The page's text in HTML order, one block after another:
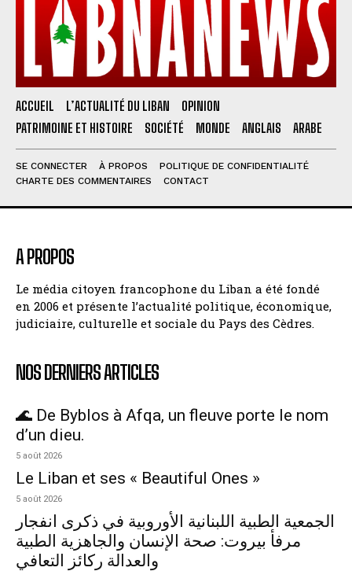
ACCUEIL L’ACTUALITÉ DU LIBAN
OPINION
PATRIMOINE ET HISTOIRE
SOCIÉTÉ MONDE ANGLAIS ARABE
SE CONNECTER À PROPOS
POLITIQUE DE CONFIDENTIALITÉ
CHARTE DES COMMENTAIRES
CONTACT
A PROPOS
Le média citoyen francophone du Liban a été fondé
en 2006 et présente l’actualité politique, économique,
judiciaire, culturelle et sociale du Pays des Cèdres.
NOS DERNIERS ARTICLES
🌊 De Byblos à Afqa, un fleuve porte le nom
d’un dieu.
5 août 2026
Le Liban et ses « Beautiful Ones »
5 août 2026
الجمعية الطبية اللبنانية الأوروبية في ذكرى انفجار
مرفأ بيروت: صحة الإنسان والجاهزية الطبية
والعدالة ركائز التعافي